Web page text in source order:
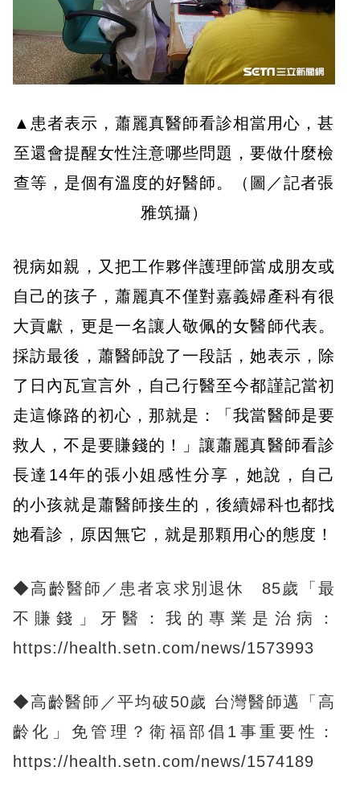
▲患者表示，蕭麗真醫師看診相當用心，甚
至還會提醒女性注意哪些問題，要做什麼檢
查等，是個有溫度的好醫師。（圖／記者張
雅筑攝）
視病如親，又把工作夥伴護理師當成朋友或
自己的孩子，蕭麗真不僅對嘉義婦產科有很
大貢獻，更是一名讓人敬佩的女醫師代表。
採訪最後，蕭醫師說了一段話，她表示，除
了日內瓦宣言外，自己行醫至今都謹記當初
走這條路的初心，那就是：「我當醫師是要
救人，不是要賺錢的！」讓蕭麗真醫師看診
長達14年的張小姐感性分享，她說，自己
的小孩就是蕭醫師接生的，後續婦科也都找
她看診，原因無它，就是那顆用心的態度！
◆高齡醫師／患者哀求別退休 85歲「最
不賺錢」牙醫：我的專業是治病：
https://health.setn.com/news/1573993
◆高齡醫師／平均破50歲 台灣醫師邁「高
齡化」免管理？衛福部倡1事重要性：
https://health.setn.com/news/1574189